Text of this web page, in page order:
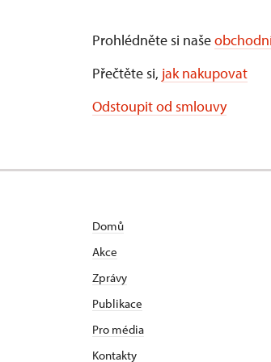
Prohlédněte si naše
Přečtěte si, jak nakupovat
Odstoupit od smlouvy
Domů
Akce
Zprávy
Publikace
Pro média
Kontakty